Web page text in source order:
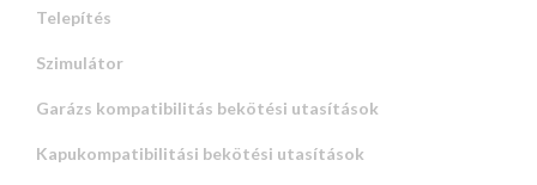
Telepítés
Szimulátor
Garázs kompatibilitás bekötési utasítások
Kapukompatibilitási bekötési utasítások